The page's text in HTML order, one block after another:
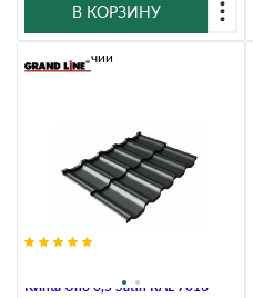
В КОРЗИНУ
Kvinta Uno 0,5 Satin RAL 7016
В наличии